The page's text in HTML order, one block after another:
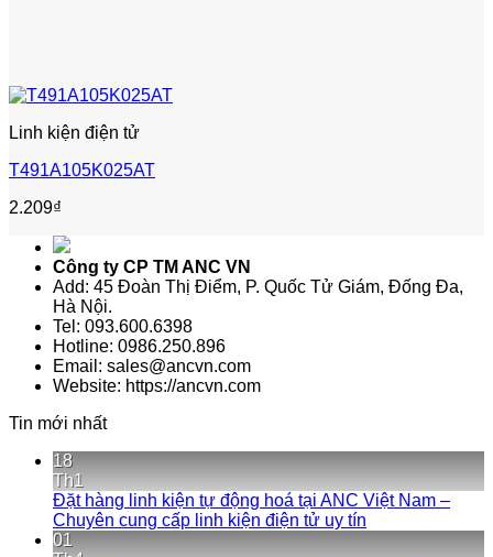
Linh kiện điện tử
T491A105K025AT
2.209₫
Công ty CP TM ANC VN
Add: 45 Đoàn Thị Điểm, P. Quốc Tử Giám, Đống Đa,
Hà Nội.
Tel: 093.600.6398
Hotline: 0986.250.896
Email: sales@ancvn.com
Website: https://ancvn.com
Tin mới nhất
18
Th1
Đặt hàng linh kiện tự động hoá tại ANC Việt Nam –
Chuyên cung cấp linh kiện điện tử uy tín
01